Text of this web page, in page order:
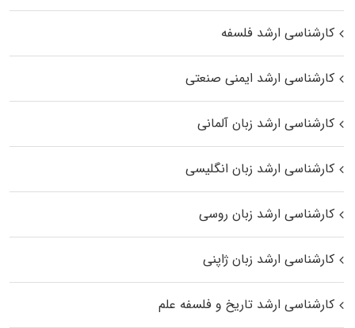
کارشناسی ارشد فلسفه
کارشناسی ارشد ایمنی صنعتی
کارشناسی ارشد زبان آلمانی
کارشناسی ارشد زبان انگلیسی
کارشناسی ارشد زبان روسی
کارشناسی ارشد زبان ژاپنی
کارشناسی ارشد تاریخ و فلسفه علم